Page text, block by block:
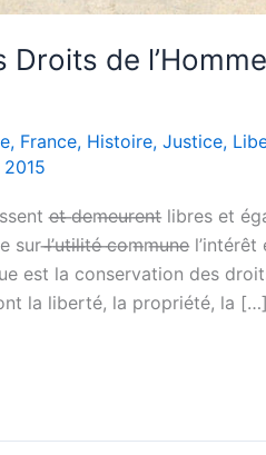
de
, France, Histoire, Justice,
2015
e̶t̶ ̶d̶e̶m̶e̶u̶r̶e̶n̶t̶ libres et
sur l̶’̶u̶t̶i̶l̶i̶t̶é̶ ̶c̶o̶m̶m̶u̶n̶e̶
est la conservation des
la liberté, la propriété, la […]